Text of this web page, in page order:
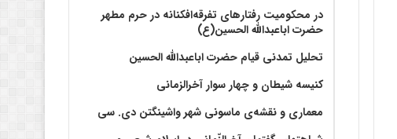
در محکومیت رفتارهای تفرقه‌افکنانه در حرم مطهر
حضرت اباعبدالله الحسین(ع)
تحلیل تمدنی قیام حضرت اباعبدالله الحسین
کنیسه شیطان و چهار سوار آخرالزمانی
معماری و نقشه‌ی ماسونی شهر واشينگتن دی. سی